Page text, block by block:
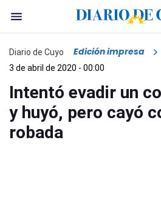
Diario de Cuyo Edición impresa
3 de abril de 2020 - 00:00
Intentó evadir un
y huyó, pero cayó
robada